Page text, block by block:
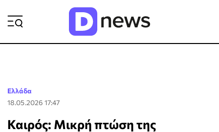
Ελλάδα
18.05.2026 17:47
Καιρός: Μικρή πτώση της